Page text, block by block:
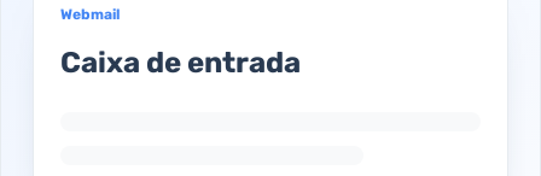
Webmail
Caixa de entrada